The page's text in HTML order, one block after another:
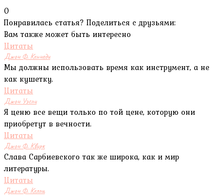
0
Понравилась статья? Поделиться с друзьями:
Вам также может быть интересно
Цитаты
Джон Ф. Кеннеди
Мы должны использовать время как инструмент, а не
как кушетку.
Цитаты
Джон Уэсли
Я ценю все вещи только по той цене, которую они
приобретут в вечности.
Цитаты
Джон Ф. Квирк
Слава Сарбиевского так же широка, как и мир
литературы.
Цитаты
Джон Ф. Келли